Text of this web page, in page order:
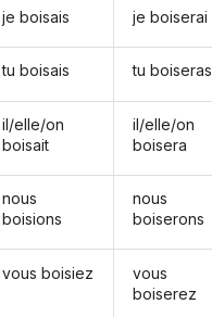
je boisais
tu boisais
il/elle/on
boisait
nous
boisions
vous boisiez
je boiserai
tu boiseras
il/elle/on
boisera
nous
boiserons
vous
boiserez